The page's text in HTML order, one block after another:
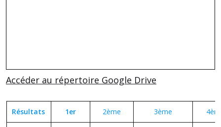
Accéder au répertoire Google Drive
Résultats 1er 2ème 3ème